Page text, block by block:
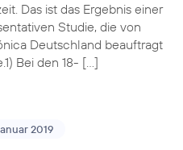
Das ist das Ergebnis einer
Studie, die von
Deutschland beauftragt
Bei den 18- […]
2019